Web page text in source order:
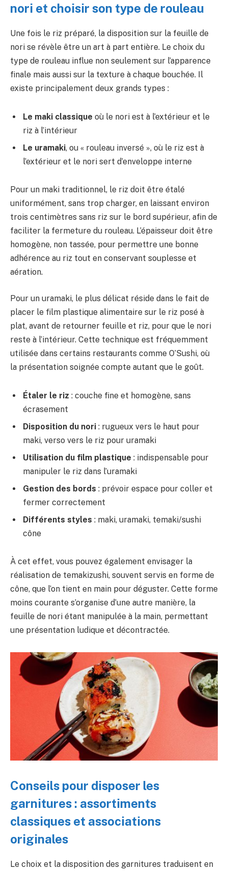
nori et choisir son type de rouleau
Une fois le riz préparé, la disposition sur la feuille de
nori se révèle être un art à part entière. Le choix du
type de rouleau influe non seulement sur l’apparence
finale mais aussi sur la texture à chaque bouchée. Il
existe principalement deux grands types :
Le maki classique où le nori est à l’extérieur et le
riz à l’intérieur
Le uramaki, ou « rouleau inversé », où le riz est à
l’extérieur et le nori sert d’enveloppe interne
Pour un maki traditionnel, le riz doit être étalé
uniformément, sans trop charger, en laissant environ
trois centimètres sans riz sur le bord supérieur, afin de
faciliter la fermeture du rouleau. L’épaisseur doit être
homogène, non tassée, pour permettre une bonne
adhérence au riz tout en conservant souplesse et
aération.
Pour un uramaki, le plus délicat réside dans le fait de
placer le film plastique alimentaire sur le riz posé à
plat, avant de retourner feuille et riz, pour que le nori
reste à l’intérieur. Cette technique est fréquemment
utilisée dans certains restaurants comme O’Sushi, où
la présentation soignée compte autant que le goût.
Étaler le riz : couche fine et homogène, sans
écrasement
Disposition du nori : rugueux vers le haut pour
maki, verso vers le riz pour uramaki
Utilisation du film plastique : indispensable pour
manipuler le riz dans l’uramaki
Gestion des bords : prévoir espace pour coller et
fermer correctement
Différents styles : maki, uramaki, temaki/sushi
cône
À cet effet, vous pouvez également envisager la
réalisation de temakizushi, souvent servis en forme de
cône, que l’on tient en main pour déguster. Cette forme
moins courante s’organise d’une autre manière, la
feuille de nori étant manipulée à la main, permettant
une présentation ludique et décontractée.
Conseils pour disposer les
garnitures : assortiments
classiques et associations
originales
Le choix et la disposition des garnitures traduisent en